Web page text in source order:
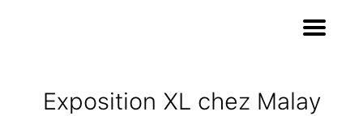
Exposition XL chez Malay